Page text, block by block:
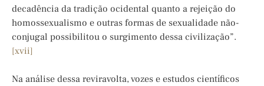
decadência da tradição ocidental quanto a rejeição do
homossexualismo e outras formas de sexualidade não-
conjugal possibilitou o surgimento dessa civilização”.
[xvii]
Na análise dessa reviravolta, vozes e estudos científicos